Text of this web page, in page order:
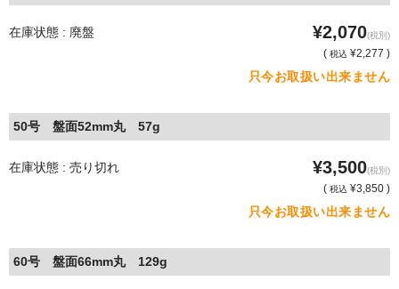
在庫状態 : 廃盤 ¥2,070(税別)
( 税込 ¥2,277 )
只今お取扱い出来ません
50号 盤面52mm丸 57g
在庫状態 : 売り切れ ¥3,500(税別)
( 税込 ¥3,850 )
只今お取扱い出来ません
60号 盤面66mm丸 129g